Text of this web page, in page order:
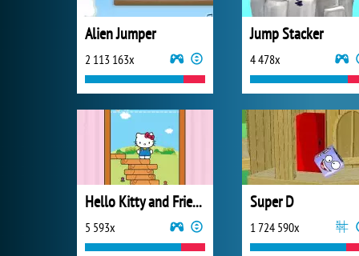
Alien Jumper
2 113 163x
Jump Stacker
4 478x
Hello Kitty and Friends Jumper
5 593x
Super D
1 724 590x